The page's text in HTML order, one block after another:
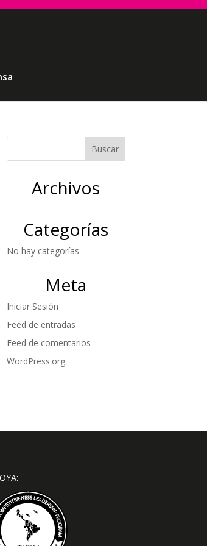
Archivos
Categorías
No hay categorías
Meta
Iniciar Sesión
Feed de entradas
Feed de comentarios
WordPress.org